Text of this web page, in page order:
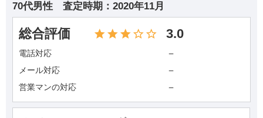
70代男性 査定時期： 2020年11月
総合評価 3.0
電話対応 －
メール対応 －
営業マンの対応 －